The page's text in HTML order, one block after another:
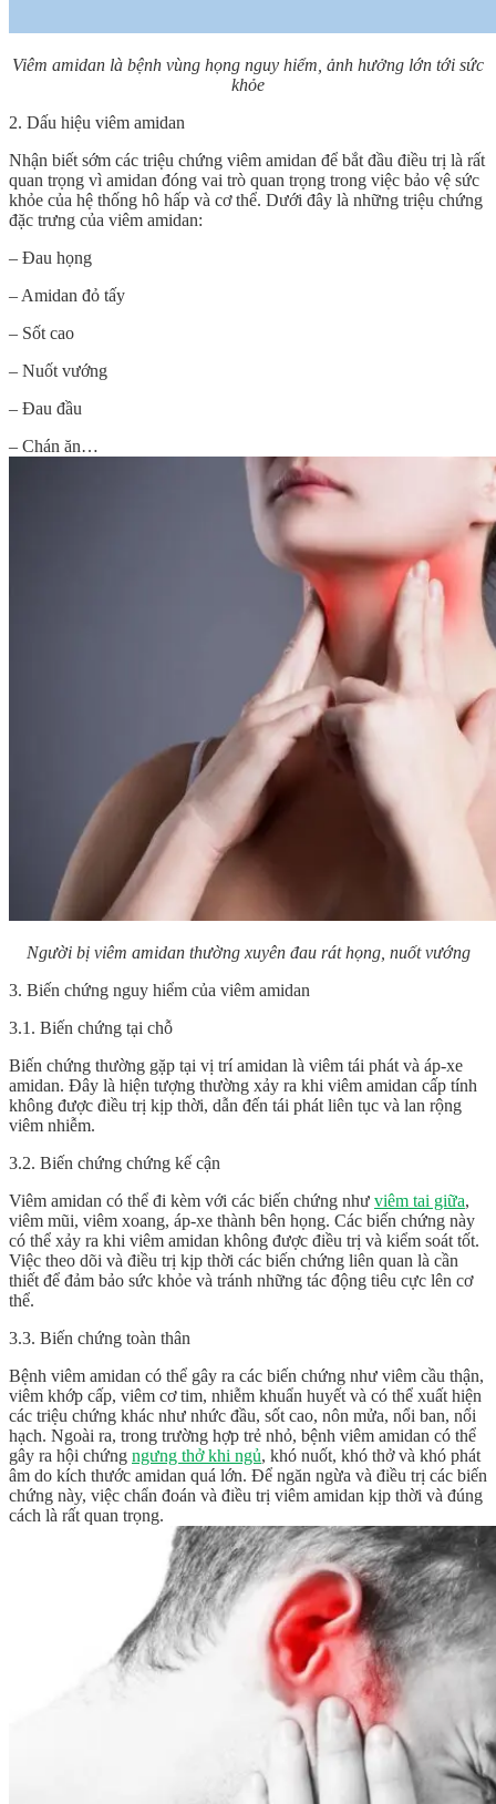
Viêm amidan là bệnh vùng họng nguy hiểm, ảnh hưởng lớn tới sức
khỏe
2. Dấu hiệu viêm amidan
Nhận biết sớm các triệu chứng viêm amidan để bắt đầu điều trị là rất
quan trọng vì amidan đóng vai trò quan trọng trong việc bảo vệ sức
khỏe của hệ thống hô hấp và cơ thể. Dưới đây là những triệu chứng
đặc trưng của viêm amidan:
– Đau họng
– Amidan đỏ tấy
– Sốt cao
– Nuốt vướng
– Đau đầu
– Chán ăn…
Người bị viêm amidan thường xuyên đau rát họng, nuốt vướng
3. Biến chứng nguy hiểm của viêm amidan
3.1. Biến chứng tại chỗ
Biến chứng thường gặp tại vị trí amidan là viêm tái phát và áp-xe
amidan. Đây là hiện tượng thường xảy ra khi viêm amidan cấp tính
không được điều trị kịp thời, dẫn đến tái phát liên tục và lan rộng
viêm nhiễm.
3.2. Biến chứng chứng kế cận
Viêm amidan có thể đi kèm với các biến chứng như viêm tai giữa,
viêm mũi, viêm xoang, áp-xe thành bên họng. Các biến chứng này
có thể xảy ra khi viêm amidan không được điều trị và kiểm soát tốt.
Việc theo dõi và điều trị kịp thời các biến chứng liên quan là cần
thiết để đảm bảo sức khỏe và tránh những tác động tiêu cực lên cơ
thể.
3.3. Biến chứng toàn thân
Bệnh viêm amidan có thể gây ra các biến chứng như viêm cầu thận,
viêm khớp cấp, viêm cơ tim, nhiễm khuẩn huyết và có thể xuất hiện
các triệu chứng khác như nhức đầu, sốt cao, nôn mửa, nổi ban, nổi
hạch. Ngoài ra, trong trường hợp trẻ nhỏ, bệnh viêm amidan có thể
gây ra hội chứng ngưng thở khi ngủ, khó nuốt, khó thở và khó phát
âm do kích thước amidan quá lớn. Để ngăn ngừa và điều trị các biến
chứng này, việc chẩn đoán và điều trị viêm amidan kịp thời và đúng
cách là rất quan trọng.